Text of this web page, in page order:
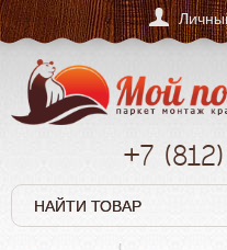
+7 (812)